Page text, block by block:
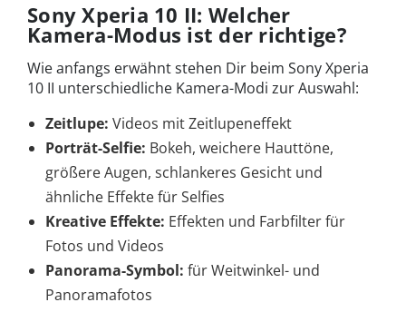
Sony Xperia 10 II: Welcher
Kamera-Modus ist der richtige?
Wie anfangs erwähnt stehen Dir beim Sony Xperia
10 II unterschiedliche Kamera-Modi zur Auswahl:
Zeitlupe: Videos mit Zeitlupeneffekt
Porträt-Selfie: Bokeh, weichere Hauttöne,
größere Augen, schlankeres Gesicht und
ähnliche Effekte für Selfies
Kreative Effekte: Effekten und Farbfilter für
Fotos und Videos
Panorama-Symbol: für Weitwinkel- und
Panoramafotos